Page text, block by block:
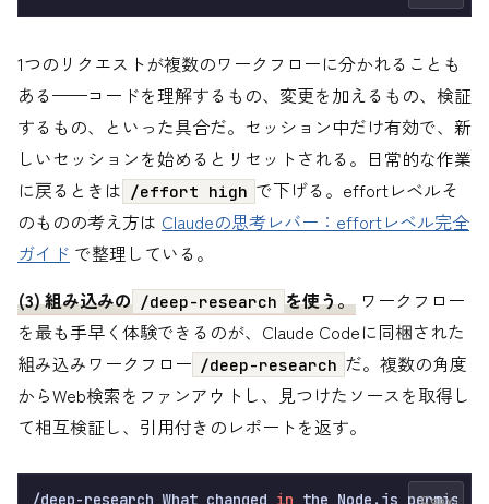
1つのリクエストが複数のワークフローに分かれることも
ある——コードを理解するもの、変更を加えるもの、検証
するもの、といった具合だ。セッション中だけ有効で、新
しいセッションを始めるとリセットされる。日常的な作業
に戻るときは /effort high で下げる。effortレベルそ
のものの考え方は Claudeの思考レバー：effortレベル完全
ガイド で整理している。
(3) 組み込みの /deep-research を使う。 ワークフロー
を最も手早く体験できるのが、Claude Codeに同梱された
組み込みワークフロー /deep-research だ。複数の角度
からWeb検索をファンアウトし、見つけたソースを取得し
て相互検証し、引用付きのレポートを返す。
/deep-research What changed in Copy